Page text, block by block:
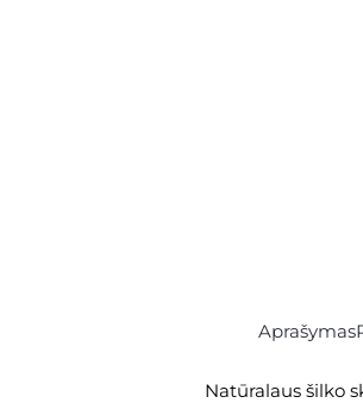
Aprašymas
Natūralaus šilko